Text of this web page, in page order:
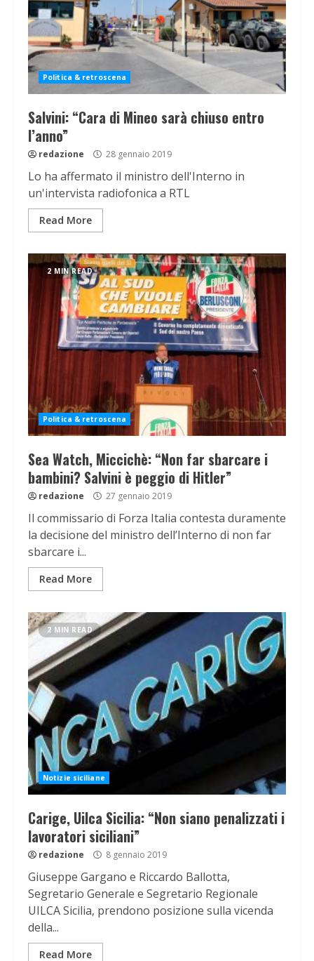
Politica & retroscena
Salvini: “Cara di Mineo sarà chiuso entro
l’anno”
redazione 28 gennaio 2019
Lo ha affermato il ministro dell'Interno in
un'intervista radiofonica a RTL
Read More
2 MIN READ
Politica & retroscena
Sea Watch, Miccichè: “Non far sbarcare i
bambini? Salvini è peggio di Hitler”
redazione 27 gennaio 2019
Il commissario di Forza Italia contesta duramente
la decisione del ministro dell’Interno di non far
sbarcare i...
Read More
2 MIN READ
Notizie siciliane
Carige, Uilca Sicilia: “Non siano penalizzati i
lavoratori siciliani”
redazione 8 gennaio 2019
Giuseppe Gargano e Riccardo Ballotta,
Segretario Generale e Segretario Regionale
UILCA Sicilia, prendono posizione sulla vicenda
della...
Read More